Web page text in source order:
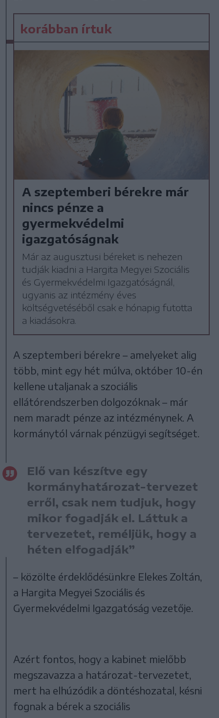
korábban írtuk
A szeptemberi bérekre már
nincs pénze a
gyermekvédelmi
igazgatóságnak
Már az augusztusi béreket is nehezen
tudják kiadni a Hargita Megyei Szociális
és Gyermekvédelmi Igazgatóságnál,
ugyanis az intézmény éves
költségvetéséből csak e hónapig futotta
a kiadásokra.
A szeptemberi bérekre – amelyeket alig
több, mint egy hét múlva, október 10-én
kellene utaljanak a szociális
ellátórendszerben dolgozóknak – már
nem maradt pénze az intézménynek. A
kormánytól várnak pénzügyi segítséget.
Elő van készítve egy
kormányhatározat-tervezet
erről, csak nem tudjuk, hogy
mikor fogadják el. Láttuk a
tervezetet, reméljük, hogy a
héten elfogadják”
– közölte érdeklődésünkre Elekes Zoltán,
a Hargita Megyei Szociális és
Gyermekvédelmi Igazgatóság vezetője.
Azért fontos, hogy a kabinet mielőbb
megszavazza a határozat-tervezetet,
mert ha elhúzódik a döntéshozatal, késni
fognak a bérek a szociális